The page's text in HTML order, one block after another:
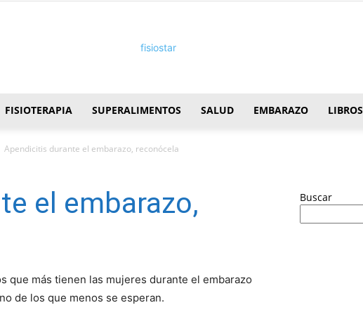
FISIOTERAPIA SUPERALIMENTOS SALUD EMBARAZO LIBROS
Apendicitis durante el embarazo, reconócela
el embarazo,
que más tienen las mujeres durante el embarazo
de los que menos se esperan.
Buscar